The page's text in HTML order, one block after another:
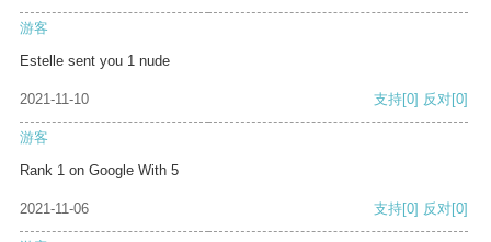
游客
Estelle sent you 1 nude
2021-11-10 支持[0] 反对[0]
游客
Rank 1 on Google With 5
2021-11-06 支持[0] 反对[0]